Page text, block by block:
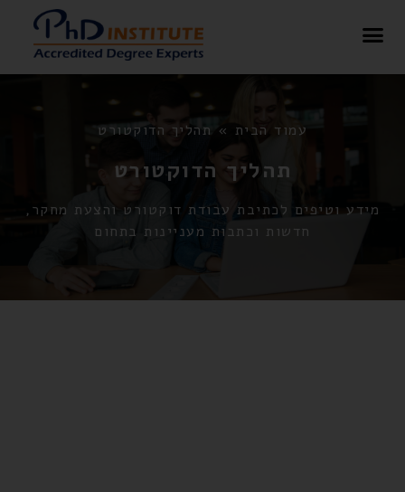
עמוד הבית » תהליך הדוקטורט
תהליך הדוקטורט
מידע וטיפים לכתיבת עבודת דוקטורט והצעת מחקר,
חדשות וכתבות מעניינות בתחום